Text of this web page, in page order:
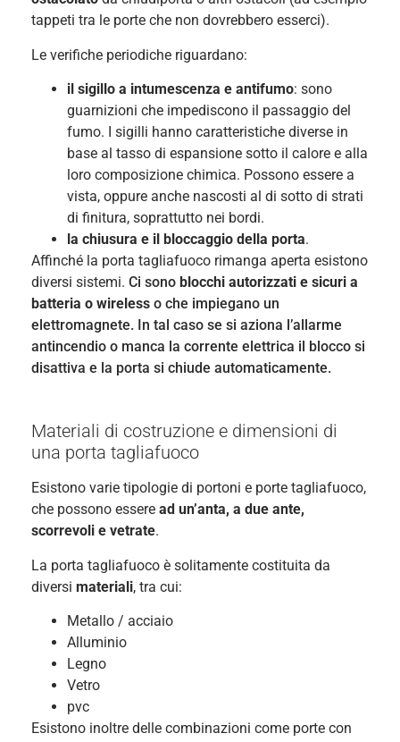
tappeti tra le porte che non dovrebbero esserci).
Le verifiche periodiche riguardano:
il sigillo a intumescenza e antifumo: sono
guarnizioni che impediscono il passaggio del
fumo. I sigilli hanno caratteristiche diverse in
base al tasso di espansione sotto il calore e alla
loro composizione chimica. Possono essere a
vista, oppure anche nascosti al di sotto di strati
di finitura, soprattutto nei bordi.
la chiusura e il bloccaggio della porta.
Affinché la porta tagliafuoco rimanga aperta esistono
diversi sistemi. Ci sono blocchi autorizzati e sicuri a
batteria o wireless o che impiegano un
elettromagnete. In tal caso se si aziona l’allarme
antincendio o manca la corrente elettrica il blocco si
disattiva e la porta si chiude automaticamente.
Materiali di costruzione e dimensioni di
una porta tagliafuoco
Esistono varie tipologie di portoni e porte tagliafuoco,
che possono essere ad un’anta, a due ante,
scorrevoli e vetrate.
La porta tagliafuoco è solitamente costituita da
diversi materiali, tra cui:
Metallo / acciaio
Alluminio
Legno
Vetro
pvc
Esistono inoltre delle combinazioni come porte con